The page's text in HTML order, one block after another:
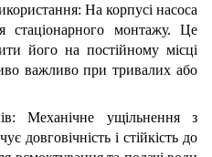
На корпусі насоса
стаціонарного монтажу. Це
його на постійному місці
важливо при тривалих або
Механічне ущільнення з
довговічність і стійкість до